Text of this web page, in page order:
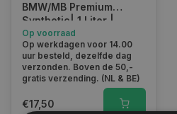
BMW/MB Premium
Synthetic| 1 Liter |
05001BM
Op voorraad
Op werkdagen voor 14.00
uur besteld, dezelfde dag
verzonden. Boven de 50,-
gratis verzending. (NL & BE)
€17,50